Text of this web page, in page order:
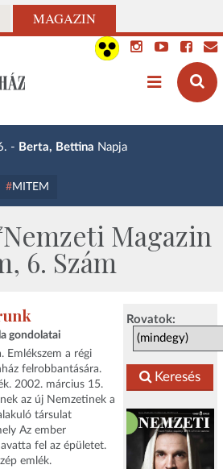
MAGAZIN
- Berta, Bettina Napja
MITEM
Nemzeti Magazin
6. Szám
Rovatok:
Keresés
gondolatai
Emlékszem a régi
felrobbantására.
2002. március 15.
az új Nemzetinek a
társulat
Az ember
fel az épületet.
emlék.